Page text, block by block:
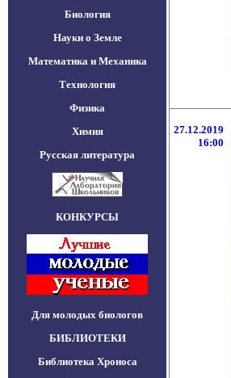
Биология
Науки о Земле
Математика и Механика
Технология
Физика
Химия
Русская литература
КОНКУРСЫ
Для молодых биологов
БИБЛИОТЕКИ
Библиотека Хроноса
27.12.2019
16:00